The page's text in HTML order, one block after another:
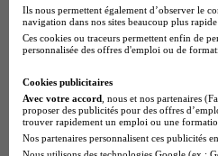
BTS Gpme en alternance
Cap Electricien en alternance
BTS Gpn en alternance
BAC Pro Agora en alternance
BTS Sta en alternance
BTS Iris en alternance
BTS Tpl en alternance
BTS Ati en alternance
Ils nous permettent également d’observer le
navigation dans nos sites beaucoup plus
Ces cookies ou traceurs permettent enfin de
personnalisée des offres d'emploi ou de
Cookies publicitaires
Avec votre accord , nous et nos partenaires
proposer des publicités pour des offres
trouver rapidement un emploi ou une
Nos partenaires personnalisent ces publicités